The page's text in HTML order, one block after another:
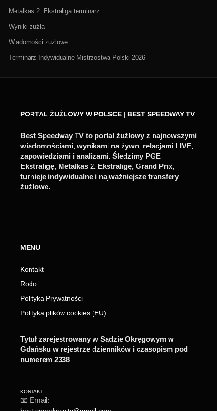
Metalkas 2. Ekstraliga terminarz
Wyniki żużla
Wiadomości żużlowe
Terminarz Indywidualne Mistrzostwa Polski 2026
PORTAL ŻUŻLOWY W POLSCE | BEST SPEEDWAY TV
Best Speedway TV to portal żużlowy z najnowszymi
wiadomościami, wynikami na żywo, relacjami LIVE,
zapowiedziami i analizami. Śledzimy PGE
Ekstraligę, Metalkas 2. Ekstraligę, Grand Prix,
turnieje indywidualne i najważniejsze transfery
żużlowe.
MENU
Kontakt
Rodo
Polityka Prywatności
Polityka plików cookies (EU)
Tytuł zarejestrowany w Sądzie Okręgowym w
Gdańsku w rejestrze dzienników i czasopism pod
numerem 2338
KONTAKT
📧 Email: